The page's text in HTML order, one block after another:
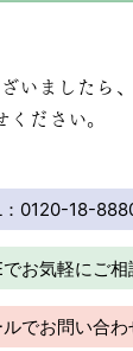
いましたら
ください。
0120-18-
お気軽にご相
でお問い合わ